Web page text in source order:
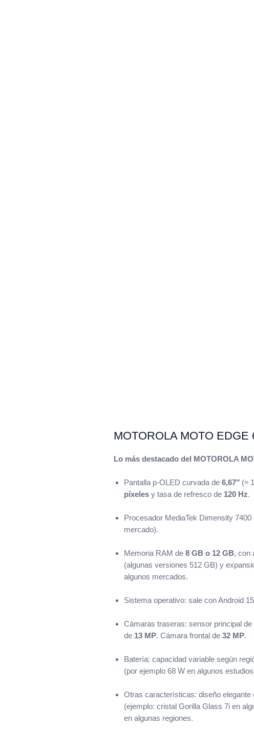
MOTOROLA MOTO EDGE
Lo más destacado del MOTOROLA
Pantalla p-OLED curvada de 6,67″ (≈
píxeles y tasa de refresco de 120 Hz.
Procesador MediaTek Dimensity
mercado).
Memoria RAM de 8 GB o 12 GB, con
(algunas versiones 512 GB) y
algunos mercados.
Sistema operativo: sale con Android
Cámaras traseras: sensor principal de
de 13 MP. Cámara frontal de 32 MP.
Batería: capacidad variable según
(por ejemplo 68 W en algunos
Otras características: diseño
(ejemplo: cristal Gorilla Glass 7i en
en algunas regiones.